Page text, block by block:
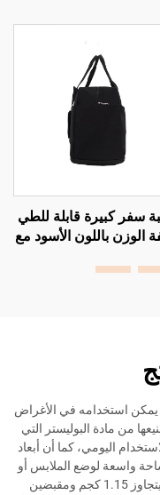
قابلة للطي
الأسود مع
حذاء
شعار
كبيرة
في الأغراض
التي
كما أن أبعاد
لوضع الملابس أو
أو الأغراض المكتبية. بوزن لا يتجاوز 1.15 كجم ومقبضين